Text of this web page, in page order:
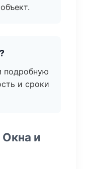
подробную
и сроки
и